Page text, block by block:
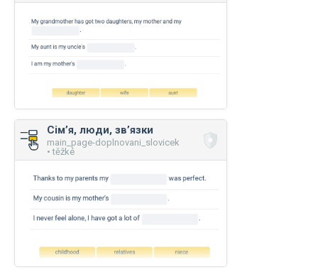
Сім’я, люди, зв’язки
main_page-doplnovani_slovicek
• těžké